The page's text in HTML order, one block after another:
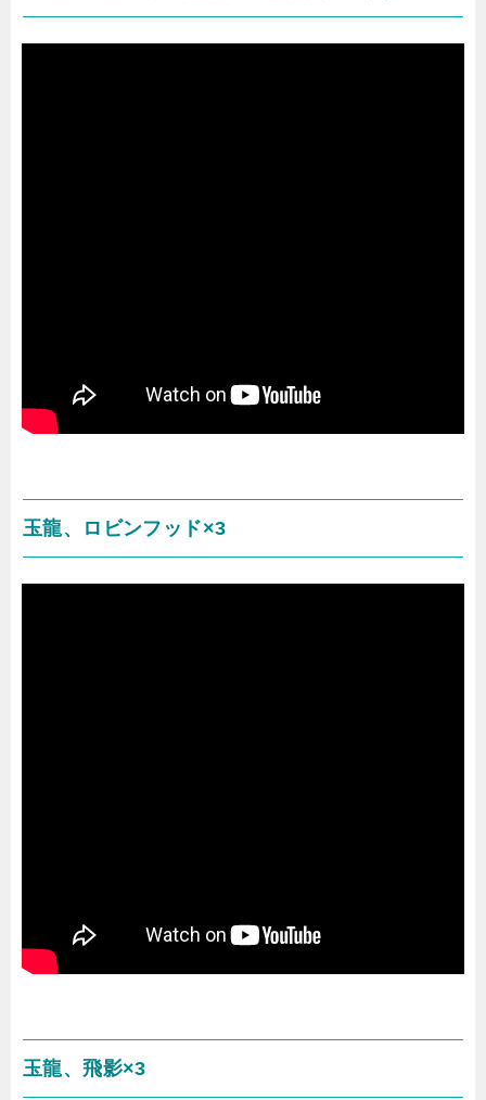
玉龍、ロビンフッド×3
玉龍、飛影×3